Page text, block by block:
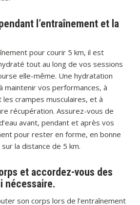
l’entraînement et la
pour courir 5 km, il est
tout au long de vos sessions
elle-même. Une hydratation
maintenir vos performances, à
crampes musculaires, et à
récupération. Assurez-vous de
avant, pendant et après vos
pour rester en forme, en bonne
la distance de 5 km.
et accordez-vous des
nécessaire.
son corps lors de l’entraînement